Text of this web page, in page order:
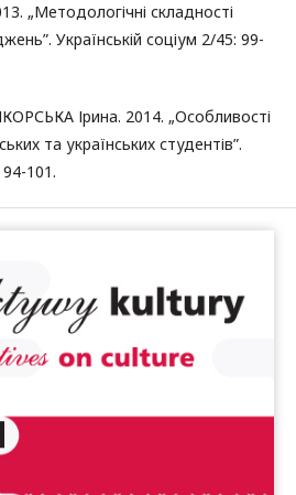
„Методологічні складності
Українській соціум 2/45: 99-
Ірина. 2014. „Особливості
та українських студентів”.
101.